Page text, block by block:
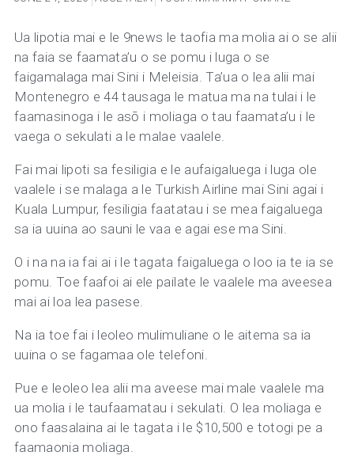
Ua lipotia mai e le 9news le taofia ma molia ai o se alii
na faia se faamata’u o se pomu i luga o se
faigamalaga mai Sini i Meleisia. Ta’ua o lea alii mai
Montenegro e 44 tausaga le matua ma na tulai i le
faamasinoga i le asō i moliaga o tau faamata’u i le
vaega o sekulati a le malae vaalele.
Fai mai lipoti sa fesiligia e le aufaigaluega i luga ole
vaalele i se malaga a le Turkish Airline mai Sini agai i
Kuala Lumpur, fesiligia faatatau i se mea faigaluega
sa ia uuina ao sauni le vaa e agai ese ma Sini.
O i na na ia fai ai i le tagata faigaluega o loo ia te ia se
pomu. Toe faafoi ai ele pailate le vaalele ma aveesea
mai ai loa lea pasese.
Na ia toe fai i leoleo mulimuliane o le aitema sa ia
uuina o se fagamaa ole telefoni.
Pue e leoleo lea alii ma aveese mai male vaalele ma
ua molia i le taufaamatau i sekulati. O lea moliaga e
ono faasalaina ai le tagata i le $10,500 e totogi pe a
faamaonia moliaga.